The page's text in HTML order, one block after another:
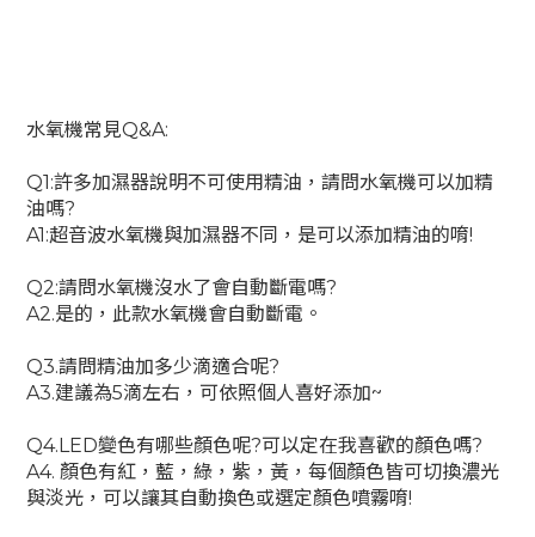
水氧機常見Q&A:
Q1:許多加濕器說明不可使用精油，請問水氧機可以加精
油嗎?
A1:超音波水氧機與加濕器不同，是可以添加精油的唷!
Q2:請問水氧機沒水了會自動斷電嗎?
A2.是的，此款水氧機會自動斷電。
Q3.請問精油加多少滴適合呢?
A3.建議為5滴左右，可依照個人喜好添加~
Q4.LED變色有哪些顏色呢?可以定在我喜歡的顏色嗎?
A4. 顏色有紅，藍，綠，紫，黃，每個顏色皆可切換濃光
與淡光，可以讓其自動換色或選定顏色噴霧唷!